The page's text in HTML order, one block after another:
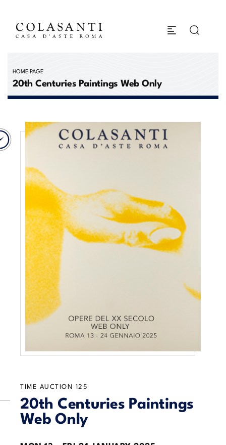
HOME PAGE
20th Centuries Paintings Web Only
TIME AUCTION 125
20th Centuries Paintings
Web Only